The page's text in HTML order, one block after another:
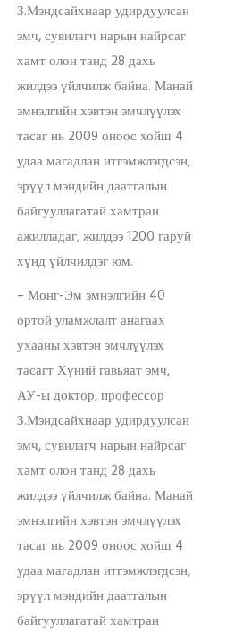
З.Мэндсайхнаар удирдуулсан
эмч, сувилагч нарын найрсаг
хамт олон танд 28 дахь
жилдээ үйлчилж байна. Манай
эмнэлгийн хэвтэн эмчлүүлэх
тасаг нь 2009 оноос хойш 4
удаа магадлан итгэмжлэгдсэн,
эрүүл мэндийн даатгалын
байгууллагатай хамтран
ажилладаг, жилдээ 1200 гаруй
хүнд үйлчилдэг юм.
– Монг-Эм эмнэлгийн 40
ортой уламжлалт анагаах
ухааны хэвтэн эмчлүүлэх
тасагт Хүний гавьяат эмч,
АУ-ы доктор, профессор
З.Мэндсайхнаар удирдуулсан
эмч, сувилагч нарын найрсаг
хамт олон танд 28 дахь
жилдээ үйлчилж байна. Манай
эмнэлгийн хэвтэн эмчлүүлэх
тасаг нь 2009 оноос хойш 4
удаа магадлан итгэмжлэгдсэн,
эрүүл мэндийн даатгалын
байгууллагатай хамтран
Амбулаториор хийгдэх үзлэг
оношилгоо: